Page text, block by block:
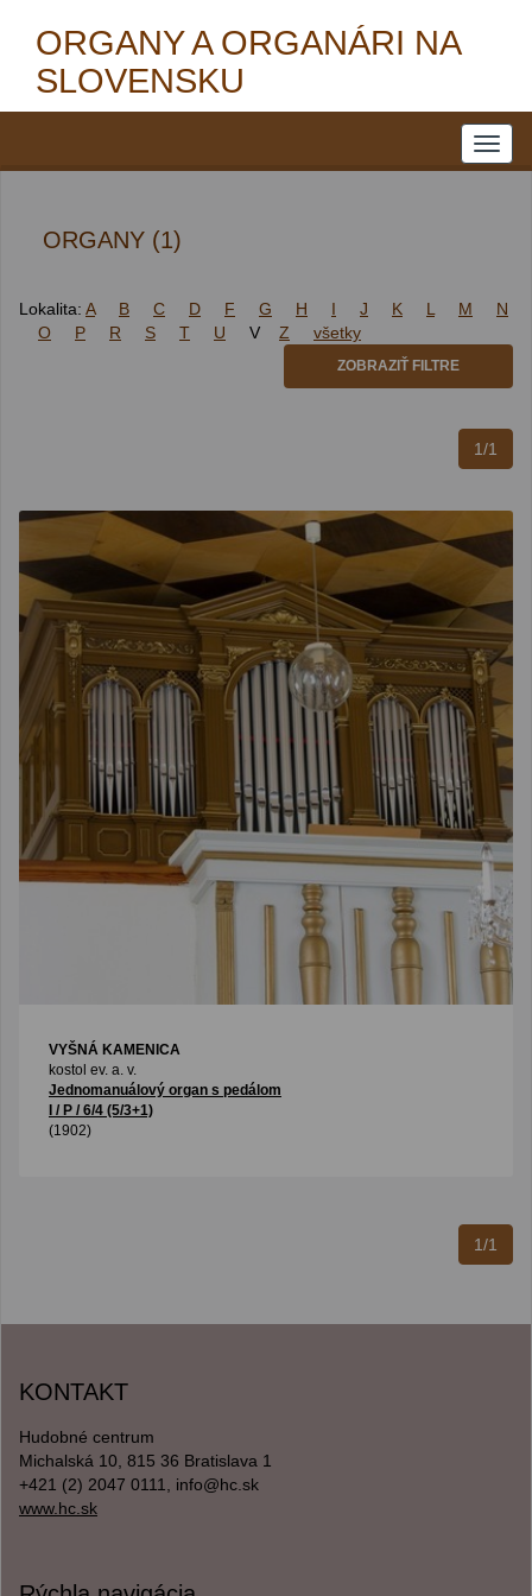
ORGANY A ORGANÁRI NA
SLOVENSKU
ORGANY (1)
Lokalita: A B C D F G H I J K L M
N
O
P R S T U V Z všetky
ZOBRAZIŤ FILTRE
1/1
VYŠNÁ KAMENICA
kostol ev. a. v.
Jednomanuálový organ s pedálom
I / P / 6/4 (5/3+1)
(1902)
1/1
KONTAKT
Hudobné centrum
Michalská 10, 815 36 Bratislava 1
+421 (2) 2047 0111, info@hc.sk
www.hc.sk